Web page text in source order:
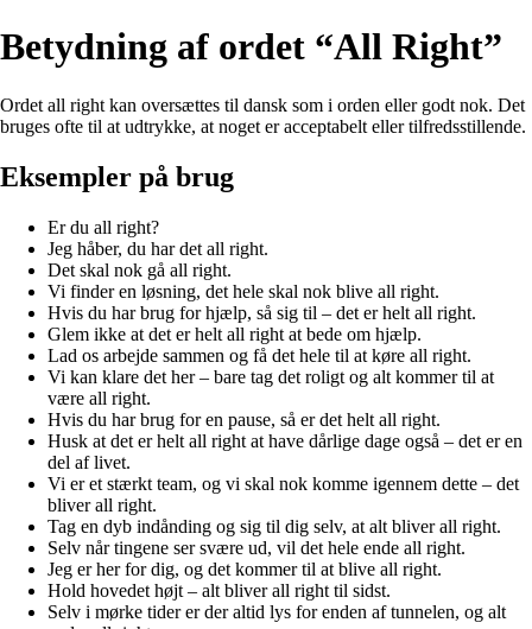
Betydning af ordet “All Right”
Ordet all right kan oversættes til dansk som i orden eller godt nok. Det
bruges ofte til at udtrykke, at noget er acceptabelt eller tilfredsstillende.
Eksempler på brug
Er du all right?
Jeg håber, du har det all right.
Det skal nok gå all right.
Vi finder en løsning, det hele skal nok blive all right.
Hvis du har brug for hjælp, så sig til – det er helt all right.
Glem ikke at det er helt all right at bede om hjælp.
Lad os arbejde sammen og få det hele til at køre all right.
Vi kan klare det her – bare tag det roligt og alt kommer til at
være all right.
Hvis du har brug for en pause, så er det helt all right.
Husk at det er helt all right at have dårlige dage også – det er en
del af livet.
Vi er et stærkt team, og vi skal nok komme igennem dette – det
bliver all right.
Tag en dyb indånding og sig til dig selv, at alt bliver all right.
Selv når tingene ser svære ud, vil det hele ende all right.
Jeg er her for dig, og det kommer til at blive all right.
Hold hovedet højt – alt bliver all right til sidst.
Selv i mørke tider er der altid lys for enden af tunnelen, og alt